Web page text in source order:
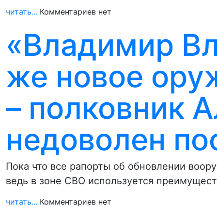
читать... Комментариев нет
«Владимир
же новое
– полковник
недоволен
Пока что все рапорты об обновлении
ведь в зоне СВО используется
читать... Комментариев нет